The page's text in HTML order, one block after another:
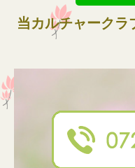
当カルチャークラ